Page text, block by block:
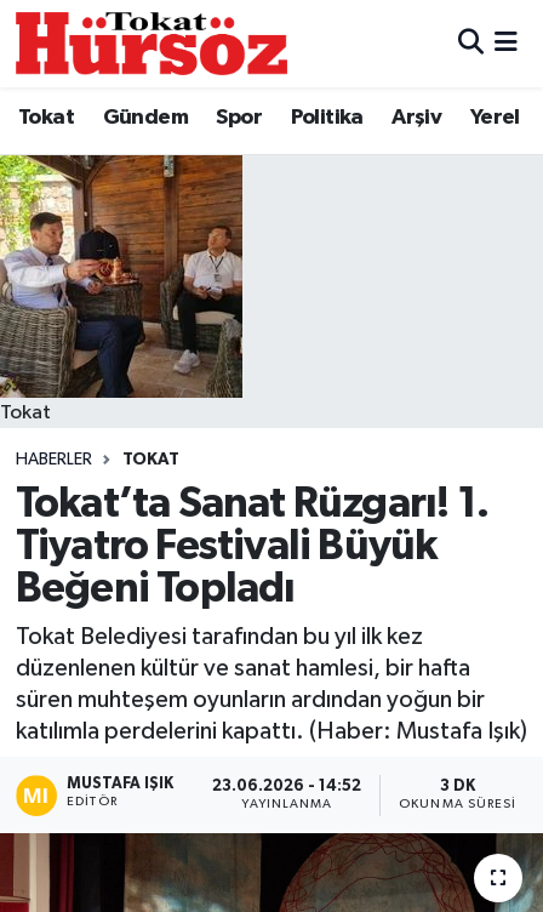
Tokat Gündem Spor Politika Arşiv Yerel
Tokat
HABERLER TOKAT
Tokat’ta Sanat Rüzgarı! 1.
Tiyatro Festivali Büyük
Beğeni Topladı
Tokat Belediyesi tarafından bu yıl ilk kez
düzenlenen kültür ve sanat hamlesi, bir hafta
süren muhteşem oyunların ardından yoğun bir
katılımla perdelerini kapattı. (Haber: Mustafa Işık)
MUSTAFA IŞIK
EDITÖR
23.06.2026 - 14:52
YAYINLANMA
3 DK
OKUNMA SÜRESI
Türkiye Gündemi
Gündem
Asayiş
Spor
Politika
Tokat Spor
Ekonomi
Sağlık
Tokat Haber
Hava Durumu
Tokat Namaz Vakitleri
Trafik Durumu
Süper Lig Puan Durumu ve Fikstür
Tüm Manşetler
Son Dakika Haberleri
Haber Arşivi